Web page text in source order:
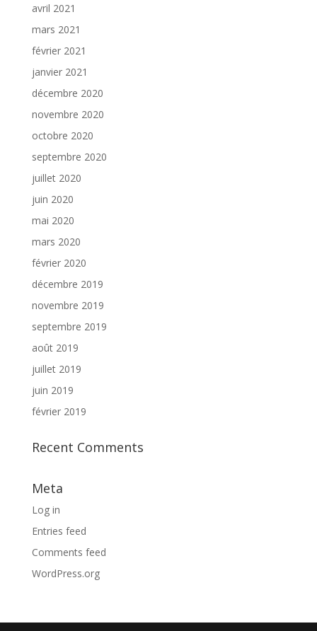
avril 2021
mars 2021
février 2021
janvier 2021
décembre 2020
novembre 2020
octobre 2020
septembre 2020
juillet 2020
juin 2020
mai 2020
mars 2020
février 2020
décembre 2019
novembre 2019
septembre 2019
août 2019
juillet 2019
juin 2019
février 2019
Recent Comments
Meta
Log in
Entries feed
Comments feed
WordPress.org